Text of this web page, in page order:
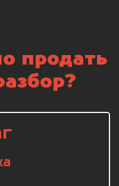
продать